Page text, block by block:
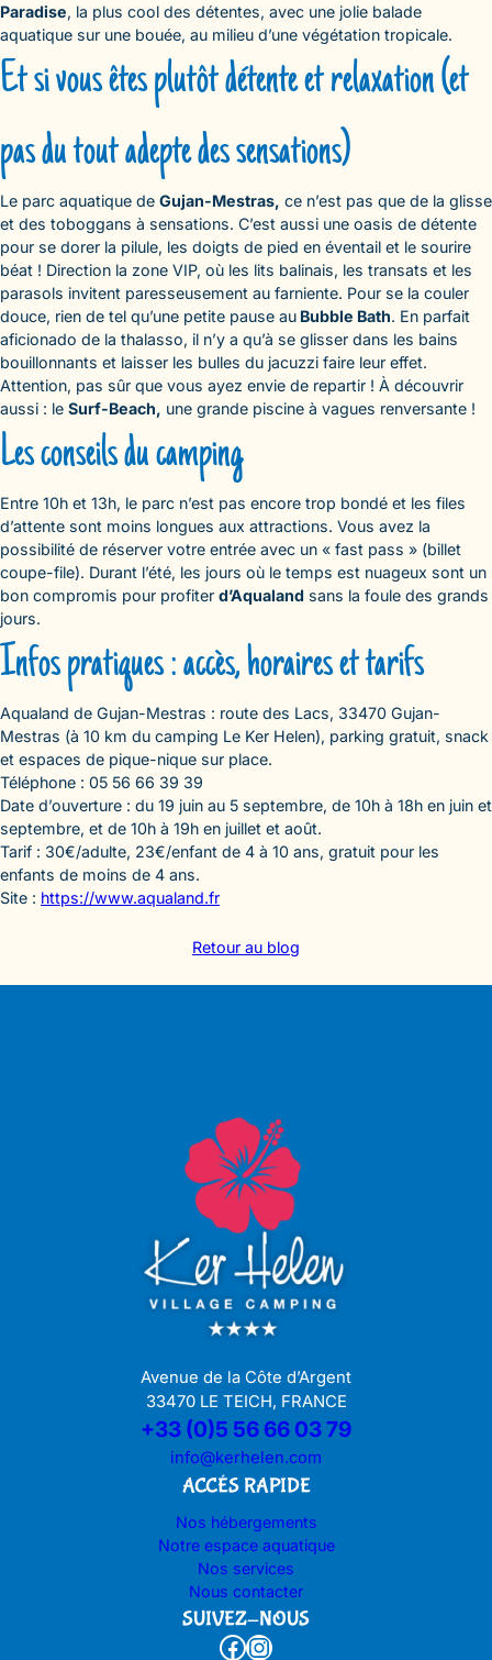
Paradise, la plus cool des détentes, avec une jolie balade
aquatique sur une bouée, au milieu d’une végétation tropicale.
Et si vous êtes plutôt détente et relaxation (et
pas du tout adepte des sensations)
Le parc aquatique de Gujan-Mestras, ce n’est pas que de la glisse
et des toboggans à sensations. C’est aussi une oasis de détente
pour se dorer la pilule, les doigts de pied en éventail et le sourire
béat ! Direction la zone VIP, où les lits balinais, les transats et les
parasols invitent paresseusement au farniente. Pour se la couler
douce, rien de tel qu’une petite pause au Bubble Bath. En parfait
aficionado de la thalasso, il n’y a qu’à se glisser dans les bains
bouillonnants et laisser les bulles du jacuzzi faire leur effet.
Attention, pas sûr que vous ayez envie de repartir ! À découvrir
aussi : le Surf-Beach, une grande piscine à vagues renversante !
Les conseils du camping
Entre 10h et 13h, le parc n’est pas encore trop bondé et les files
d’attente sont moins longues aux attractions. Vous avez la
possibilité de réserver votre entrée avec un « fast pass » (billet
coupe-file). Durant l’été, les jours où le temps est nuageux sont un
bon compromis pour profiter d’Aqualand sans la foule des grands
jours.
Infos pratiques : accès, horaires et tarifs
Aqualand de Gujan-Mestras : route des Lacs, 33470 Gujan-
Mestras (à 10 km du camping Le Ker Helen), parking gratuit, snack
et espaces de pique-nique sur place.
Téléphone : 05 56 66 39 39
Date d’ouverture : du 19 juin au 5 septembre, de 10h à 18h en juin et
septembre, et de 10h à 19h en juillet et août.
Tarif : 30€/adulte, 23€/enfant de 4 à 10 ans, gratuit pour les
enfants de moins de 4 ans.
Site : https://www.aqualand.fr
Retour au blog
Avenue de la Côte d’Argent
33470 LE TEICH, FRANCE
+33 (0)5 56 66 03 79
info@kerhelen.com
ACCÉS RAPIDE
Nos hébergements
Notre espace aquatique
Nos services
Nous contacter
SUIVEZ-NOUS
Facebook Instagram